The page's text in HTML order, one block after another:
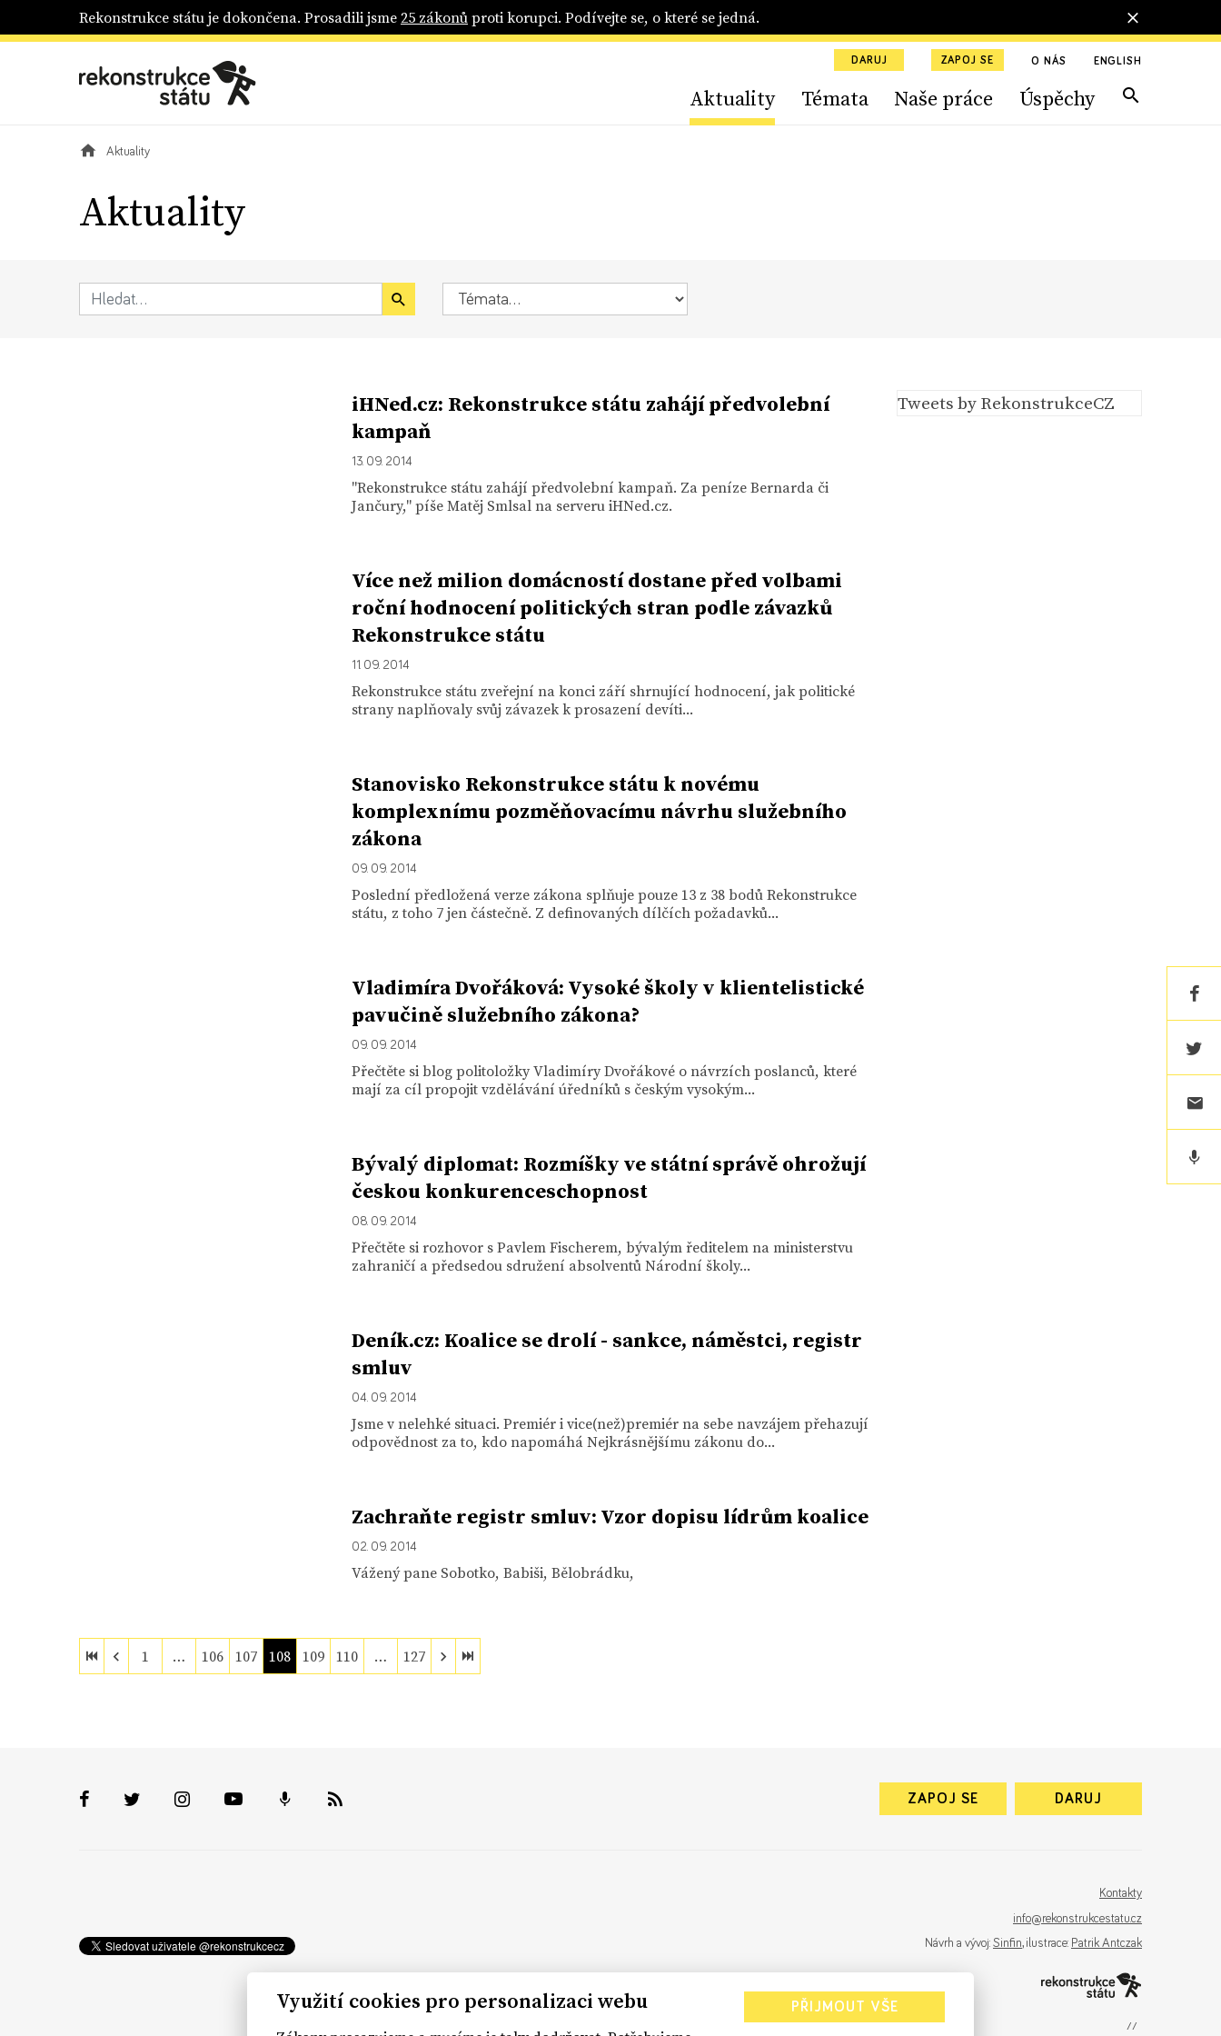
Rekonstrukce státu je dokončena. Prosadili jsme25 zákonůproti korupci. Podívejte se, o které se jedná.
DARUJ ZAPOJ SE O NÁS ENGLISH
Aktuality Témata Naše práce Úspěchy
Aktuality
Aktuality
iHNed.cz: Rekonstrukce státu zahájí předvolební
kampaň
13. 09. 2014
"Rekonstrukce státu zahájí předvolební kampaň. Za peníze Bernarda či
Jančury," píše Matěj Smlsal na serveru iHNed.cz.
Více než milion domácností dostane před volbami
roční hodnocení politických stran podle závazků
Rekonstrukce státu
11. 09. 2014
Rekonstrukce státu zveřejní na konci září shrnující hodnocení, jak politické
strany naplňovaly svůj závazek k prosazení devíti...
Stanovisko Rekonstrukce státu k novému
komplexnímu pozměňovacímu návrhu služebního
zákona
09. 09. 2014
Poslední předložená verze zákona splňuje pouze 13 z 38 bodů Rekonstrukce
státu, z toho 7 jen částečně. Z definovaných dílčích požadavků...
Vladimíra Dvořáková: Vysoké školy v klientelistické
pavučině služebního zákona?
09. 09. 2014
Přečtěte si blog politoložky Vladimíry Dvořákové o návrzích poslanců, které
mají za cíl propojit vzdělávání úředníků s českým vysokým...
Bývalý diplomat: Rozmíšky ve státní správě ohrožují
českou konkurenceschopnost
08. 09. 2014
Přečtěte si rozhovor s Pavlem Fischerem, bývalým ředitelem na ministerstvu
zahraničí a předsedou sdružení absolventů Národní školy...
Deník.cz: Koalice se drolí - sankce, náměstci, registr
smluv
04. 09. 2014
Jsme v nelehké situaci. Premiér i vice(než)premiér na sebe navzájem přehazují
odpovědnost za to, kdo napomáhá Nejkrásnějšímu zákonu do...
Zachraňte registr smluv: Vzor dopisu lídrům koalice
02. 09. 2014
Vážený pane Sobotko, Babiši, Bělobrádku,
Tweets by RekonstrukceCZ
1 … 106 107 108 109 110 … 127
ZAPOJ SE DARUJ
Kontakty
info@rekonstrukcestatu.cz
Návrh a vývoj: Sinfin, ilustrace: Patrik Antczak
Využití cookies pro personalizaci webu PŘIJMOUT VŠE